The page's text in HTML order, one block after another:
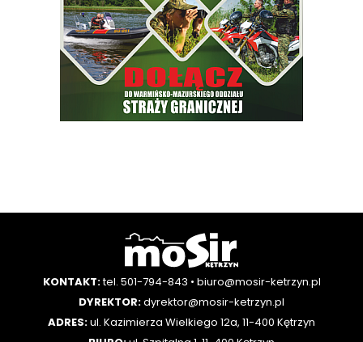
KONTAKT:tel. 501-794-843 • biuro@mosir-ketrzyn.pl
DYREKTOR:dyrektor@mosir-ketrzyn.pl
ADRES:ul. Kazimierza Wielkiego 12a, 11-400 Kętrzyn